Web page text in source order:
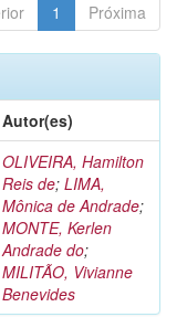
1 Próxima
Autor(es)
OLIVEIRA, Hamilton
Reis de; LIMA,
Mônica de Andrade;
MONTE, Kerlen
Andrade do;
MILITÃO, Vivianne
Benevides